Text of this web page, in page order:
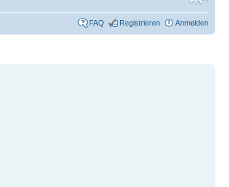
FAQ Registrieren Anmelden